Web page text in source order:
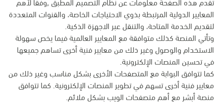
المعايير الدولية المرتبطة بذوي الاحتياجات الخاصة، والقنوات المتعددة
لتقديم الخدمة المتاحة، والتنقل عبر الاجهزة الذكية.
وتأتي المنصة كذلك متوافقة مع المعايير العالمية فيما يخص سهولة
الاستخدام والوصول وغير ذلك من معايير فنية أخرى تساهم جميعها
في تحسين المنصات الإلكترونية.
كما تتوافق البوابة مع المتصفحات الأخرى بشكل مناسب وغير ذلك من
معايير فنية أخرى تسهم في تطوير المنصات الإلكترونية. كما تتوافق
منصة أبشر مع أهم متصفحات الويب بشكل ملائم.